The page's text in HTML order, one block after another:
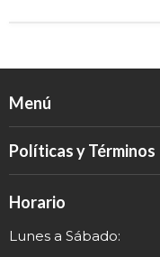
Menú
Eventos
Políticas y Términos
Política de Privacidad
Términos y Envío
Horario
Lunes a Sábado: